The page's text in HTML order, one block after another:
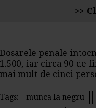
>>
Dosarele penale
1.500, iar circa 90 de
mai mult de cinci
Tags: munca la negru